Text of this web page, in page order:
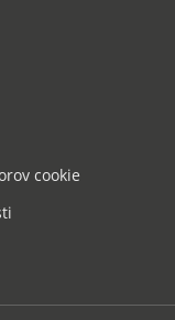
cookie